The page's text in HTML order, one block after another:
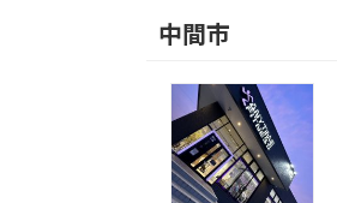
中間市